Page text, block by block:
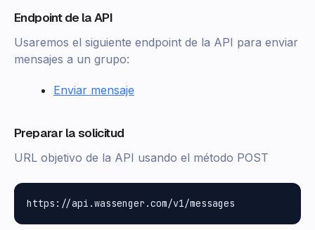
Endpoint de la API
Usaremos el siguiente endpoint de la API para enviar
mensajes a un grupo:
Enviar mensaje
Preparar la solicitud
URL objetivo de la API usando el método POST